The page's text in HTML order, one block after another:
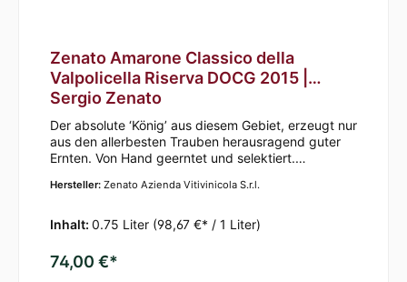
Zenato Amarone Classico della
Valpolicella Riserva DOCG 2015 |
Sergio Zenato
Der absolute ‘König’ aus diesem Gebiet, erzeugt nur
aus den allerbesten Trauben herausragend guter
Ernten. Von Hand geerntet und selektiert.
lang trocknen mit dem Ergebnis, dass viel von der
die Trauben einen sehr hohen
reifsten Corvina Trauben ergänzt mit ein
bisschen Rondinella und Sangiovese. Nach der
Hersteller: Zenato Azienda Vitivinicola S.r.l.
Inhalt: 0.75 Liter (98,67 €* / 1 Liter)
74,00 €*